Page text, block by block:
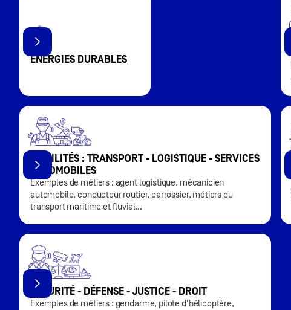
ENERGIES DURABLES
MOBILITÉS : TRANSPORT - LOGISTIQUE - SERVICES
AUTOMOBILES
Exemples de métiers : agent logistique, mécanicien
automobile, conducteur routier, carrossier, métiers du
transport maritime et fluvial...
SÉCURITÉ - DÉFENSE - JUSTICE - DROIT
Exemples de métiers : gendarme, pilote d'hélicoptère,